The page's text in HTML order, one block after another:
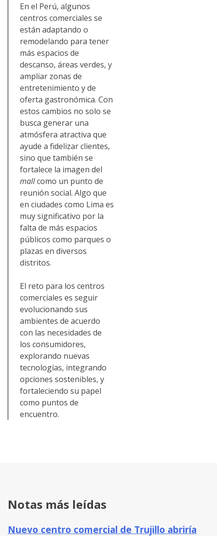
En el Perú, algunos
centros comerciales se
están adaptando o
remodelando para tener
más espacios de
descanso, áreas verdes, y
ampliar zonas de
entretenimiento y de
oferta gastronómica. Con
estos cambios no solo se
busca generar una
atmósfera atractiva que
ayude a fidelizar clientes,
sino que también se
fortalece la imagen del
mallcomo un punto de
reunión social. Algo que
en ciudades como Lima es
muy significativo por la
falta de más espacios
públicos como parques o
plazas en diversos
distritos.
El reto para los centros
comerciales es seguir
evolucionando sus
ambientes de acuerdo
con las necesidades de
los consumidores,
explorando nuevas
tecnologías, integrando
opciones sostenibles, y
fortaleciendo su papel
como puntos de
encuentro.
Notas más leídas
Nuevo centro comercial de Trujillo abriría